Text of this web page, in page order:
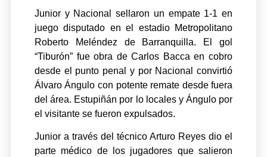
Junior y Nacional sellaron un empate 1-1 en
juego disputado en el estadio Metropolitano
Roberto Meléndez de Barranquilla. El gol
“Tiburón” fue obra de Carlos Bacca en cobro
desde el punto penal y por Nacional convirtió
Álvaro Ángulo con potente remate desde fuera
del área. Estupiñán por lo locales y Ángulo por
el visitante se fueron expulsados.
Junior a través del técnico Arturo Reyes dio el
parte médico de los jugadores que salieron